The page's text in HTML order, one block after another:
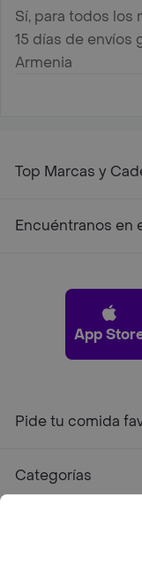
Sí, para todos los
15 días de envíos
Armenia
Top Marcas y
Encuéntranos en
App
Pide tu comida
Categorías